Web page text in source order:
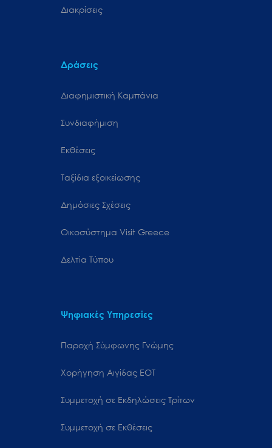
Διακρίσεις
Δράσεις
Διαφημιστική Καμπάνια
Συνδιαφήμιση
Εκθέσεις
Ταξίδια εξοικείωσης
Δημόσιες Σχέσεις
Oικοσύστημα Visit Greece
Δελτία Τύπου
Ψηφιακές Υπηρεσίες
Παροχή Σύμφωνης Γνώμης
Χορήγηση Αιγίδας ΕΟΤ
Συμμετοχή σε Εκδηλώσεις Τρίτων
Συμμετοχή σε Εκθέσεις